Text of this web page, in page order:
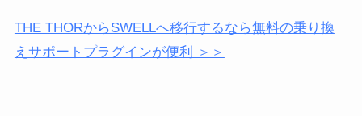
THE THORからSWELLへ移行するなら無料の乗り換
えサポートプラグインが便利 ＞＞